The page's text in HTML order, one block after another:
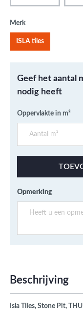
Merk
ISLA tiles
Geef het aantal
nodig heeft
Oppervlakte in m²
Opmerking
Beschrijving
Isla Tiles, Stone Pit,